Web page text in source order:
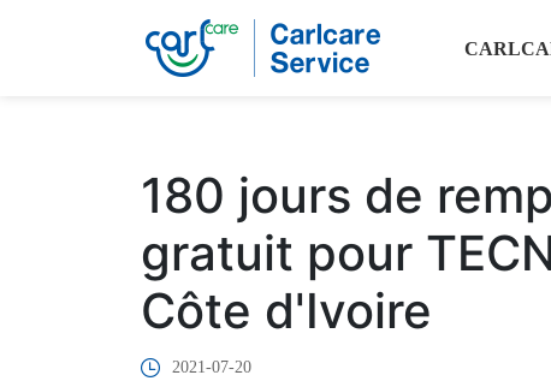
180 jours de
gratuit pour
Côte d'Ivoire
2021-07-20